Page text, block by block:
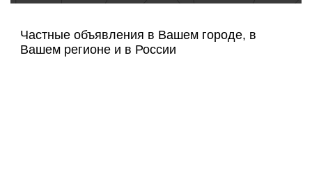
Частные объявления в Вашем городе, в
Вашем регионе и в России